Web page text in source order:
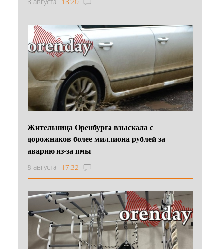
Жительница Оренбурга взыскала с
дорожников более миллиона рублей за
аварию из-за ямы
8 августа 17:32